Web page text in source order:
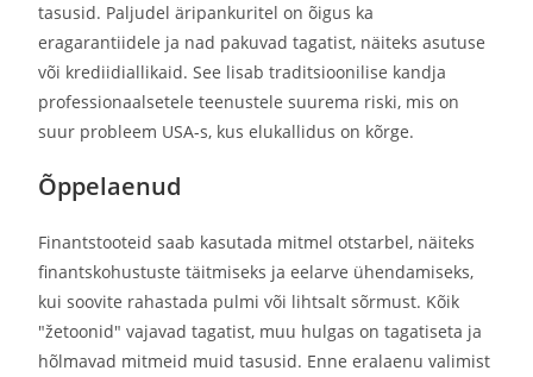
tasusid. Paljudel äripankuritel on õigus ka
eragarantiidele ja nad pakuvad tagatist, näiteks asutuse
või krediidiallikaid. See lisab traditsioonilise kandja
professionaalsetele teenustele suurema riski, mis on
suur probleem USA-s, kus elukallidus on kõrge.
Õppelaenud
Finantstooteid saab kasutada mitmel otstarbel, näiteks
finantskohustuste täitmiseks ja eelarve ühendamiseks,
kui soovite rahastada pulmi või lihtsalt sõrmust. Kõik
"žetoonid" vajavad tagatist, muu hulgas on tagatiseta ja
hõlmavad mitmeid muid tasusid. Enne eralaenu valimist